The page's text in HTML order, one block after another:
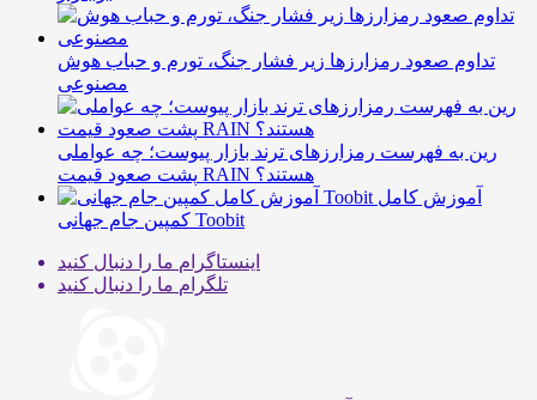
تداوم صعود رمزارزها زیر فشار جنگ، تورم و حباب هوش
مصنوعی
رین به فهرست رمزارزهای ترند بازار پیوست؛ چه عواملی
پشت صعود قیمت RAIN هستند؟
آموزش کامل
کمپین جام جهانی Toobit
اینستاگرام ما را دنبال کنید
تلگرام ما را دنبال کنید